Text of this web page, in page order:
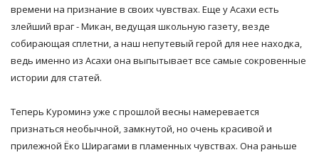
времени на признание в своих чувствах. Еще у Асахи есть
злейший враг - Микан, ведущая школьную газету, везде
собирающая сплетни, а наш непутевый герой для нее находка,
ведь именно из Асахи она выпытывает все самые сокровенные
истории для статей.
Теперь Куроминэ уже с прошлой весны намеревается
признаться необычной, замкнутой, но очень красивой и
прилежной Ёко Ширагами в пламенных чувствах. Она раньше